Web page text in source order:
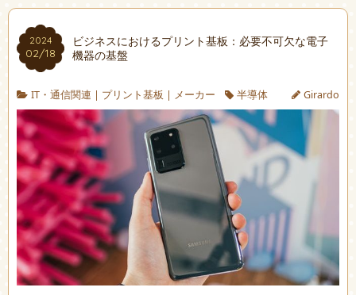
2024
02/18
ビジネスにおけるプリント基板：必要不可欠な電子
機器の基盤
IT・通信関連 | プリント基板 | メーカー 半導体 Girardo